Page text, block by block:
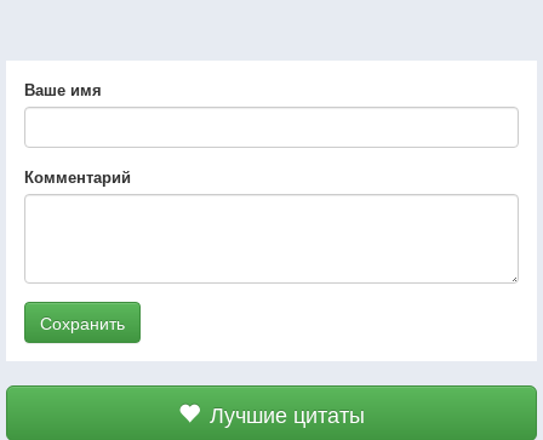
Ваше имя
Комментарий
Сохранить
Лучшие цитаты